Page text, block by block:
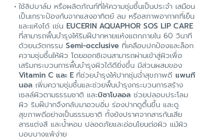
ใช้ลิปบาล์ม หรือผลิตภัณฑ์ที่ให้ความชุ่มชื้นเป็นประจำ เสมือน
เป็นเกราะป้องกันจากแสงอาทิตย์ ลม หรือสภาพอากาศที่เย็น
และแห้งได้ เช่น EUCERIN AQUAPHOR SOS LIP CARE
ที่สามารถฟื้นบำรุงให้ริมฝีปากหายแห้งแตกภายใน 60 วินาที
ด้วยนวัตกรรม Semi-occlusive ที่เคลือบปกป้องและล็อก
ความชุ่มชื้นให้ผิว โดยออกซิเจนสามารถผ่านเข้าสู่ผิวเพื่อ
เสริมกระบวนการฟื้นบำรุงผิวได้ดียิ่งขึ้น มีส่วนผสมของ
Vitamin C และ E ที่ช่วยบำรุงให้ปากชุ่มฉ่ำสุขภาพดี แพนที
นอล เพิ่มความชุ่มชื้นและช่วยฟื้นบำรุงกระบวนการสร้าง
เซลล์ผิวตามธรรมชาติ และบิซาโบลอล ช่วยปลอบประโลม
ผิว ริมฝีปากจึงกลับมาอวบอิ่ม ร่องปากดูตื้นขึ้น และดู
สุขภาพดีอย่างเป็นธรรมชาติ ทั้งยังปราศจากสารกันเสีย
สารแต่งสี และน้ำหอม ปลอดภัยและอ่อนโยนต่อผิว แม้ผิว
บอบบางแพ้ง่าย